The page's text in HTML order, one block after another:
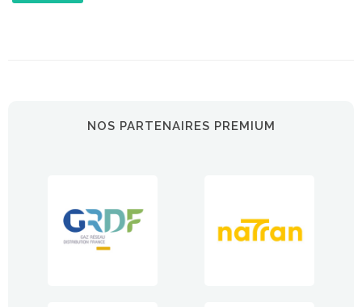
NOS PARTENAIRES PREMIUM